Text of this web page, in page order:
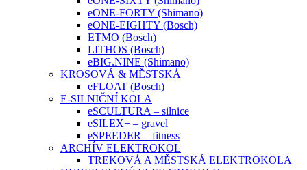
eONE-FORTY (Shimano)
eONE-EIGHTY (Bosch)
ETMO (Bosch)
LITHOS (Bosch)
eBIG.NINE (Shimano)
KROSOVÁ & MĚSTSKÁ
eFLOAT (Bosch)
E-SILNIČNÍ KOLA
eSCULTURA – silnice
eSILEX+ – gravel
eSPEEDER – fitness
ARCHÍV ELEKTROKOL
TREKOVÁ A MĚSTSKÁ ELEKTROKOLA